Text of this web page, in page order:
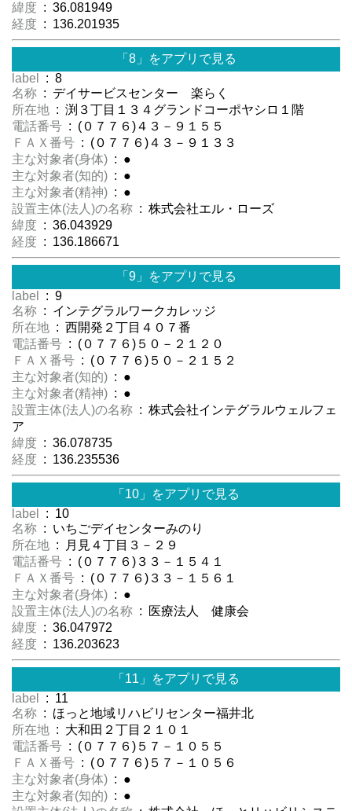
緯度 : 36.081949
経度 : 136.201935
「8」をアプリで見る
label
: 8
名称 : デイサービスセンター 楽らく
所在地 : 渕３丁目１３４グランドコーポヤシロ１階
電話番号 : (０７７６)４３－９１５５
ＦＡＸ番号 : (０７７６)４３－９１３３
主な対象者(身体) : ●
主な対象者(知的) : ●
主な対象者(精神) : ●
設置主体(法人)の名称 : 株式会社エル・ローズ
緯度 : 36.043929
経度 : 136.186671
「9」をアプリで見る
label
: 9
名称 : インテグラルワークカレッジ
所在地 : 西開発２丁目４０７番
電話番号 : (０７７６)５０－２１２０
ＦＡＸ番号 : (０７７６)５０－２１５２
主な対象者(知的) : ●
主な対象者(精神) : ●
設置主体(法人)の名称 : 株式会社インテグラルウェルフェ
ア
緯度 : 36.078735
経度 : 136.235536
「10」をアプリで見る
label
: 10
名称 : いちごデイセンターみのり
所在地 : 月見４丁目３－２９
電話番号 : (０７７６)３３－１５４１
ＦＡＸ番号 : (０７７６)３３－１５６１
主な対象者(身体) : ●
設置主体(法人)の名称 : 医療法人 健康会
緯度 : 36.047972
経度 : 136.203623
「11」をアプリで見る
label
: 11
名称 : ほっと地域リハビリセンター福井北
所在地 : 大和田２丁目２１０１
電話番号 : (０７７６)５７－１０５５
ＦＡＸ番号 : (０７７６)５７－１０５６
主な対象者(身体) : ●
主な対象者(知的) : ●